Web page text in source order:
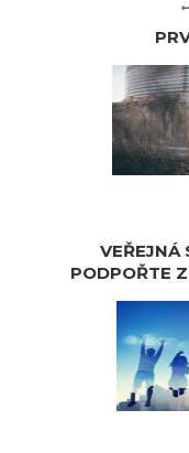
VEŘEJNÁ
PODPOŘTE